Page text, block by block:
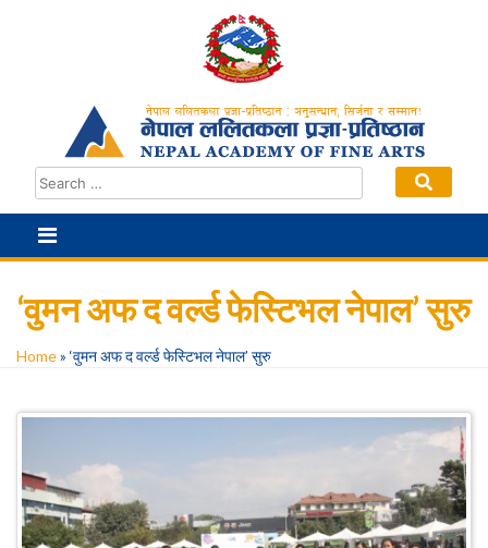
‘वुमन अफ द वर्ल्ड फेस्टिभल नेपाल’ सुरु
Home» ‘वुमन अफ द वर्ल्ड फेस्टिभल नेपाल’ सुरु